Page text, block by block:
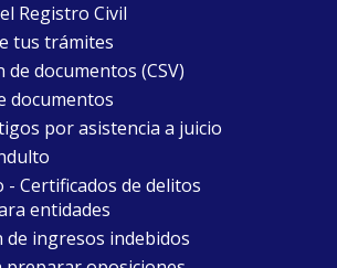
Registro Civil
tus trámites
de documentos (CSV)
documentos
por asistencia a juicio
- Certificados de delitos
entidades
de ingresos indebidos